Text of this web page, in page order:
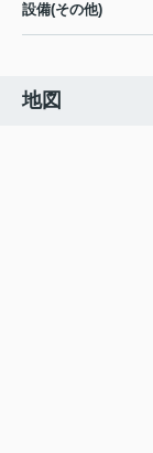
設備(その他)
地図